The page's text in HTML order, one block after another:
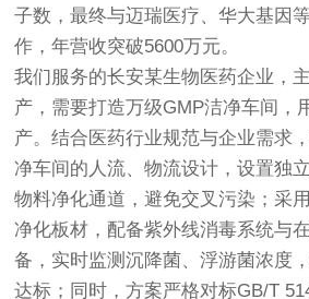
子数，最终与迈瑞医疗、华大基因
作，年营收突破5600万元。
我们服务的长安某生物医药企业，
产，需要打造万级GMP洁净车间，
产。结合医药行业规范与企业需求
净车间的人流、物流设计，设置独
物料净化通道，避免交叉污染；采
净化板材，配备紫外线消毒系统与
备，实时监测沉降菌、浮游菌浓度
达标；同时，方案严格对标GB/T